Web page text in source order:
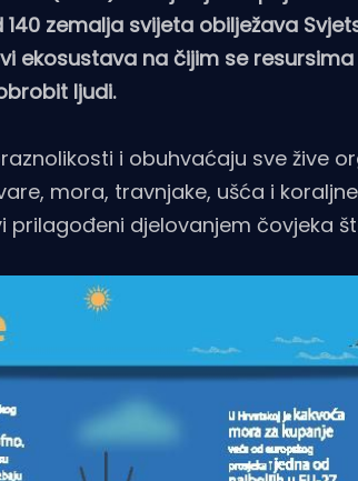
zemalja svijeta obilježava
ekosustava na čijim se
ljudi.
i obuhvaćaju sve žive
mora, travnjake, ušća i
djelovanjem čovjeka